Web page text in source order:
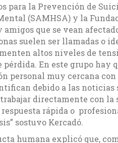
para la Prevención de
(SAMHSA) y la
que se vean
suelen ser llamadas o
altos niveles de
pérdida. En este grupo hay
personal muy cercana
debido a las noticias
directamente con
respuesta rápida o
sostuvo Kercadó.
humana explicó que,